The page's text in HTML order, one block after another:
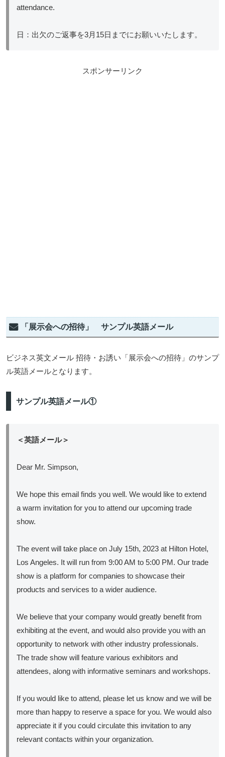
attendance.
日：出欠のご返事を3月15日までにお願いいたします。
スポンサーリンク
「展示会への招待」 サンプル英語メール
ビジネス英文メール 招待・お誘い「展示会への招待」のサンプ
ル英語メールとなります。
サンプル英語メール①
＜英語メール＞
Dear Mr. Simpson,
We hope this email finds you well. We would like to extend
a warm invitation for you to attend our upcoming trade
show.
The event will take place on July 15th, 2023 at Hilton Hotel,
Los Angeles. It will run from 9:00 AM to 5:00 PM. Our trade
show is a platform for companies to showcase their
products and services to a wider audience.
We believe that your company would greatly benefit from
exhibiting at the event, and would also provide you with an
opportunity to network with other industry professionals.
The trade show will feature various exhibitors and
attendees, along with informative seminars and workshops.
If you would like to attend, please let us know and we will be
more than happy to reserve a space for you. We would also
appreciate it if you could circulate this invitation to any
relevant contacts within your organization.